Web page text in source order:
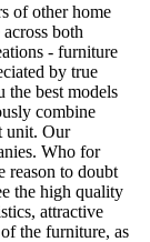
of other home
both
- furniture
by true
the best models
combine
unit. Our
Who for
reason to doubt
the high quality
attractive
the furniture, as